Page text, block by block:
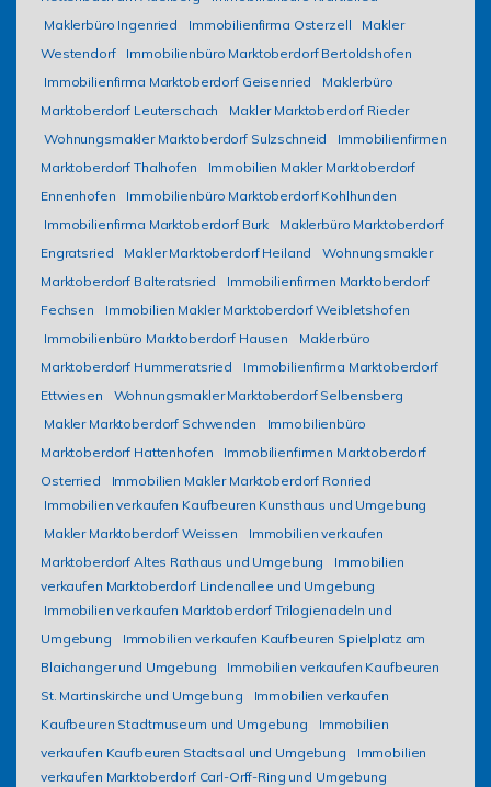
Maklerbüro Ingenried
Immobilienfirma Osterzell
Makler
Westendorf
Immobilienbüro Marktoberdorf Bertoldshofen
Immobilienfirma Marktoberdorf Geisenried
Maklerbüro
Marktoberdorf Leuterschach
Makler Marktoberdorf Rieder
Wohnungsmakler Marktoberdorf Sulzschneid
Immobilienfirmen
Marktoberdorf Thalhofen
Immobilien Makler Marktoberdorf
Ennenhofen
Immobilienbüro Marktoberdorf Kohlhunden
Immobilienfirma Marktoberdorf Burk
Maklerbüro Marktoberdorf
Engratsried
Makler Marktoberdorf Heiland
Wohnungsmakler
Marktoberdorf Balteratsried
Immobilienfirmen Marktoberdorf
Fechsen
Immobilien Makler Marktoberdorf Weibletshofen
Immobilienbüro Marktoberdorf Hausen
Maklerbüro
Marktoberdorf Hummeratsried
Immobilienfirma Marktoberdorf
Ettwiesen
Wohnungsmakler Marktoberdorf Selbensberg
Makler Marktoberdorf Schwenden
Immobilienbüro
Marktoberdorf Hattenhofen
Immobilienfirmen Marktoberdorf
Osterried
Immobilien Makler Marktoberdorf Ronried
Immobilien verkaufen Kaufbeuren Kunsthaus und Umgebung
Makler Marktoberdorf Weissen
Immobilien verkaufen
Marktoberdorf Altes Rathaus und Umgebung
Immobilien
verkaufen Marktoberdorf Lindenallee und Umgebung
Immobilien verkaufen Marktoberdorf Trilogienadeln und
Umgebung
Immobilien verkaufen Kaufbeuren Spielplatz am
Blaichanger und Umgebung
Immobilien verkaufen Kaufbeuren
St. Martinskirche und Umgebung
Immobilien verkaufen
Kaufbeuren Stadtmuseum und Umgebung
Immobilien
verkaufen Kaufbeuren Stadtsaal und Umgebung
Immobilien
verkaufen Marktoberdorf Carl-Orff-Ring und Umgebung